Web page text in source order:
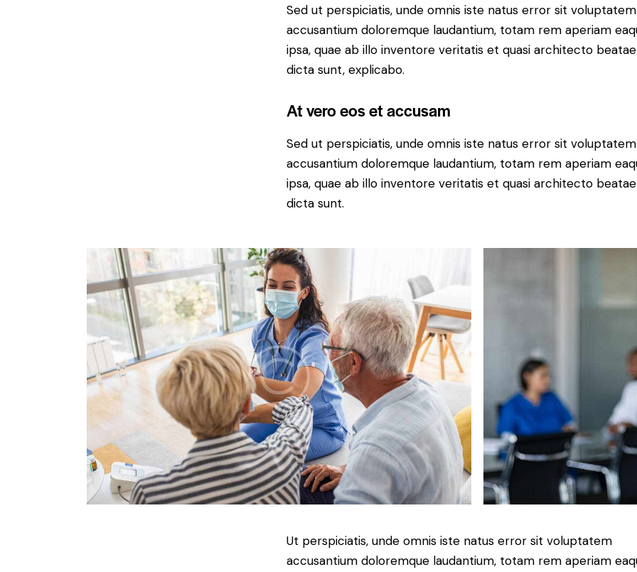
Sed ut perspiciatis, unde omnis iste natus error sit voluptatem
accusantium doloremque laudantium, totam rem aperiam
ipsa, quae ab illo inventore veritatis et quasi architecto
dicta sunt, explicabo.
At vero eos et accusam
Sed ut perspiciatis, unde omnis iste natus error sit voluptatem
accusantium doloremque laudantium, totam rem aperiam
ipsa, quae ab illo inventore veritatis et quasi architecto
dicta sunt.
Ut perspiciatis, unde omnis iste natus error sit voluptatem
accusantium doloremque laudantium, totam rem aperiam